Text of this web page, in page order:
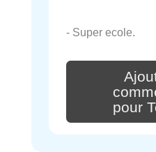
- Super ecole.
pour